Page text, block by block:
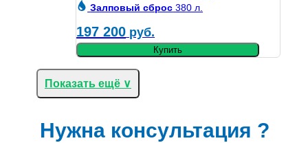
Залповый сброс 380 л.
197 200 руб.
Купить
Показать ещё ∨
Нужна консультация ?